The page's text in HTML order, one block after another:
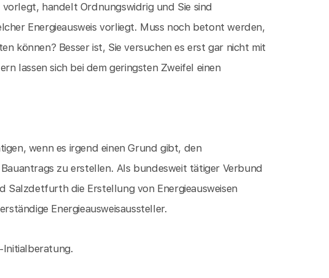
handelt Ordnungswidrig und Sie sind
Energieausweis vorliegt. Muss noch betont werden,
können? Besser ist, Sie versuchen es erst gar nicht mit
lassen sich bei dem geringsten Zweifel einen
wenn es irgend einen Grund gibt, den
zu erstellen. Als bundesweit tätiger Verbund
Salzdetfurth die Erstellung von Energieausweisen
Energieausweisaussteller.
Initialberatung.